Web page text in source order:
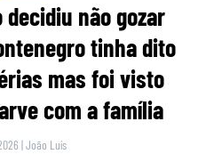
não gozar
tinha dito
mas foi visto
com a família
|João Luís